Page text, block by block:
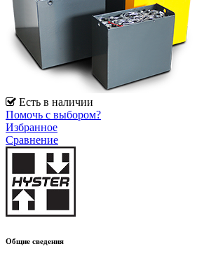
Есть в наличии
Помочь с выбором?
Избранное
Сравнение
Общие сведения